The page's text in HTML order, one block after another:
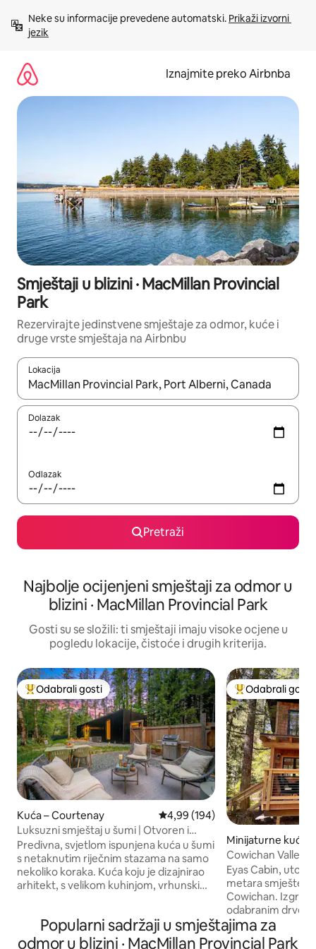
sadržaj
Neke su informacije prevedene automatski. Prikaži izvorni
jezik
Iznajmite preko Airbnba
Smještaji u blizini · MacMillan Provincial
Park
Rezervirajte jedinstvene smještaje za odmor, kuće i
druge vrste smještaja na Airbnbu
Lokacija
Kada budu dostupni rezultati, moći ćete ih pregledati
Dolazak
Odlazak
Pretraži
Najbolje ocijenjeni smještaji za odmor u
blizini · MacMillan Provincial Park
Gosti su se složili: ti smještaji imaju visoke ocjene u
pogledu lokacije, čistoće i drugih kriterija.
Među najviše rangiranima s oznakom „Odabrali gosti”
Odabrali gosti
Kuća – Courtenay Prosječna ocjena: 4,99/5,
4,99 (194)
Luksuzni smještaj u šumi | Otvoren i
prozračen | 1 min do šetališta
Predivna, svjetlom ispunjena kuća u šumi
s netaknutim riječnim stazama na samo
nekoliko koraka. Kuća koju je dizajnirao
arhitekt, s velikom kuhinjom, vrhunskim
ogromnom privatnom ograđenom
dvorištu s ognjištem i blagovaonicom na
Među najviše
Odabrali gosti
Minijaturne kuće
Cowichan Valley
Eyas Cabin,
metara
Cowichan.
odabranim
udobna brvnara
samostojeće
Popularni sadržaji u smještajima za
odmor u blizini · MacMillan Provincial Park